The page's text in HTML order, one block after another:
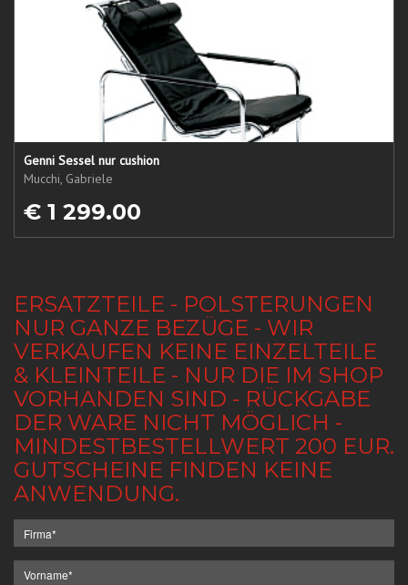
Genni Sessel nur cushion
Mucchi, Gabriele
€ 1 299.00
ERSATZTEILE - POLSTERUNGEN
NUR GANZE BEZÜGE - WIR
VERKAUFEN KEINE EINZELTEILE
& KLEINTEILE - NUR DIE IM SHOP
VORHANDEN SIND - RÜCKGABE
DER WARE NICHT MÖGLICH -
MINDESTBESTELLWERT 200 EUR.
GUTSCHEINE FINDEN KEINE
ANWENDUNG.